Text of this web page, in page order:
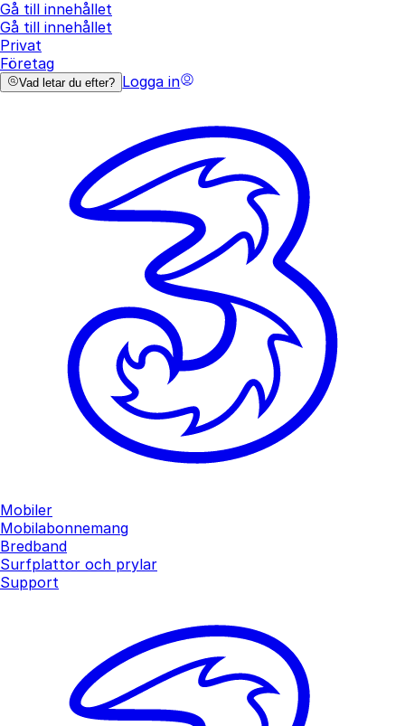
Gå till innehållet
Gå till innehållet
Privat
Företag
Vad letar du efter? Logga in
Mobiler
Mobilabonnemang
Bredband
Surfplattor och prylar
Support